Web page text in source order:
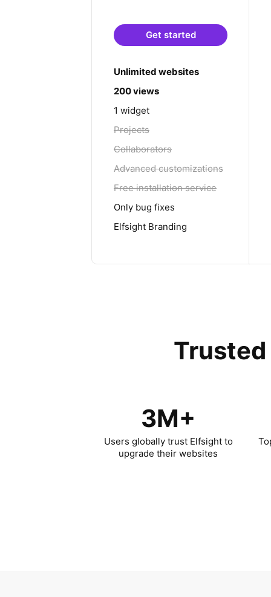
Get started
Unlimited websites
200 views
1 widget
Projects
Collaborators
Advanced customizations
Free installation service
Only bug fixes
Elfsight Branding
3M+
Users globally trust Elfsight to
upgrade their websites